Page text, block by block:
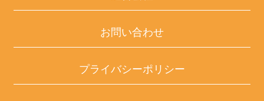
お問い合わせ
プライバシーポリシー